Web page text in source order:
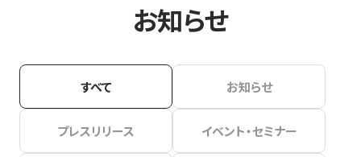
お知らせ
すべて お知らせ
プレスリリース イベント・セミナー